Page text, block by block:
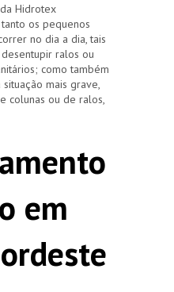
Hidrotex
os pequenos
no dia a dia, tais
ralos ou
como também
mais grave,
colunas ou de ralos,
em